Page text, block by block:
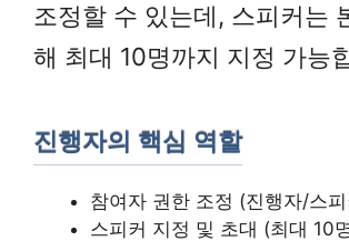
조정할 수 있는데, 스피커는
해 최대 10명까지 지정 가능
진행자의 핵심 역할
참여자 권한 조정 (진행자/스
스피커 지정 및 초대 (최대 10